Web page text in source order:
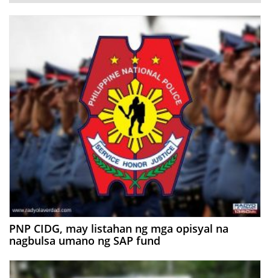
PNP CIDG, may listahan ng mga opisyal na
nagbulsa umano ng SAP fund